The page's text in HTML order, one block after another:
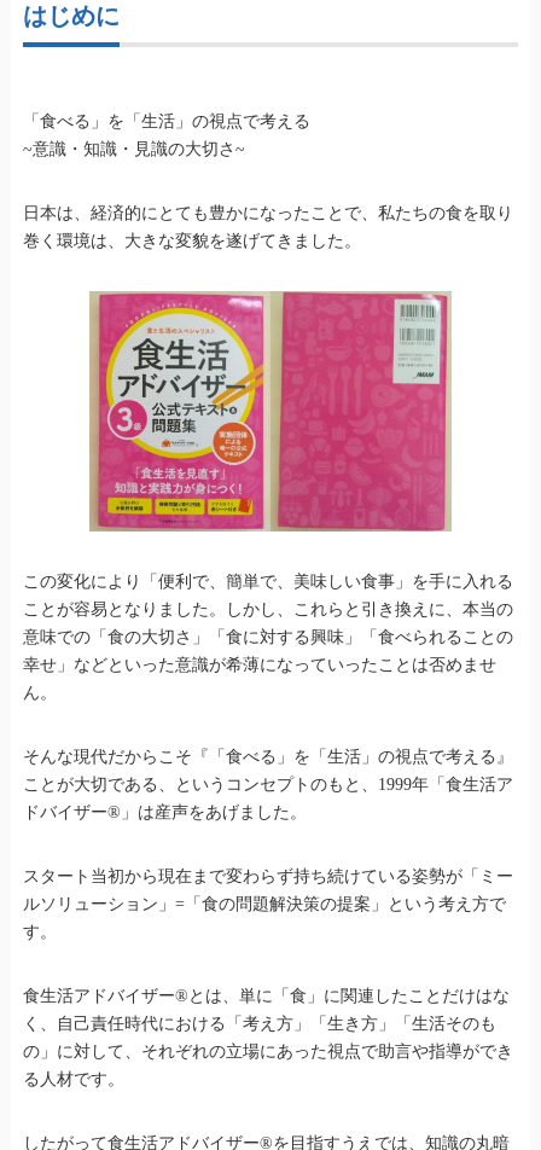
はじめに
「食べる」を「生活」の視点で考える
~意識・知識・見識の大切さ~
日本は、経済的にとても豊かになったことで、私たちの食を取り
巻く環境は、大きな変貌を遂げてきました。
この変化により「便利で、簡単で、美味しい食事」を手に入れる
ことが容易となりました。しかし、これらと引き換えに、本当の
意味での「食の大切さ」「食に対する興味」「食べられることの
幸せ」などといった意識が希薄になっていったことは否めませ
ん。
そんな現代だからこそ『「食べる」を「生活」の視点で考える』
ことが大切である、というコンセプトのもと、1999年「食生活ア
ドバイザー®」は産声をあげました。
スタート当初から現在まで変わらず持ち続けている姿勢が「ミー
ルソリューション」=「食の問題解決策の提案」という考え方で
す。
食生活アドバイザー®とは、単に「食」に関連したことだけはな
く、自己責任時代における「考え方」「生き方」「生活そのも
の」に対して、それぞれの立場にあった視点で助言や指導ができ
る人材です。
したがって食生活アドバイザー®を目指すうえでは、知識の丸暗